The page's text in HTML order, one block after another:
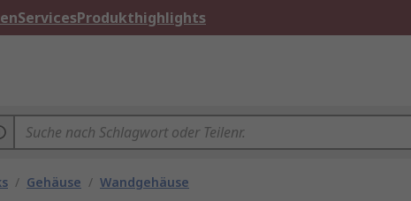
ServicesProdukthighlights
/ Gehäuse / Wandgehäuse